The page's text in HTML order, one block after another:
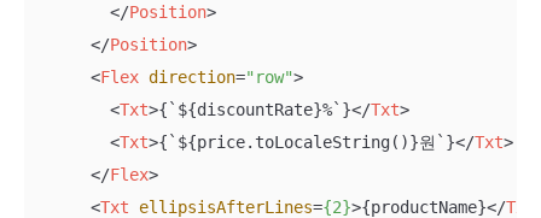
</Position>
</Position>
<Flex direction="row">
<Txt>{`${discountRate}%`}</Txt>
<Txt>{`${price.toLocaleString()}원`}</Txt>
</Flex>
<Txt ellipsisAfterLines={2}>{productName}</Txt